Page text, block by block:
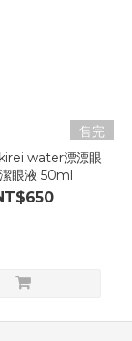
售完
water漂漂眼
眼液 50ml